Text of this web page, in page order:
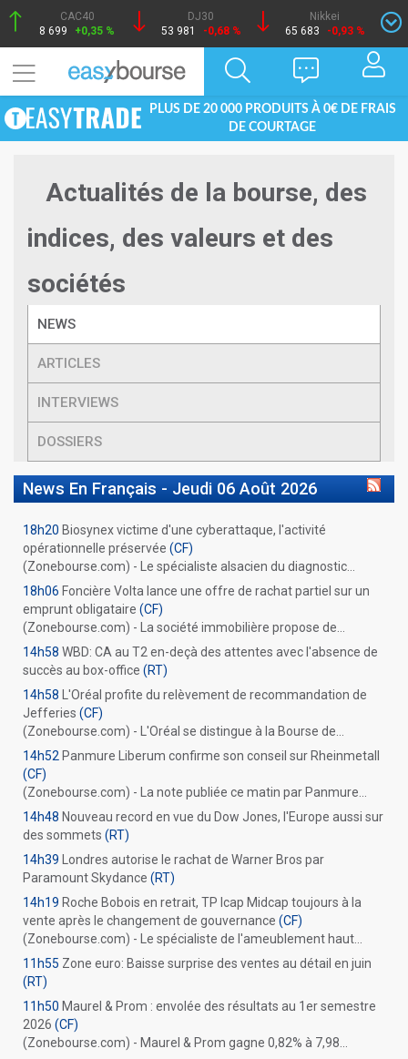
CAC40
8 699
+0,35 %
DJ30
53 981
-0,68 %
Nikkei
65 683
-0,93 %
PLUS DE 20 000 PRODUITS À 0€ DE FRAIS
DE COURTAGE
Actualités de la bourse, des
indices, des valeurs et des
sociétés
NEWS
ARTICLES
INTERVIEWS
DOSSIERS
News En Français - Jeudi 06 Août 2026
18h20 Biosynex victime d'une cyberattaque, l'activité
opérationnelle préservée (CF)
(Zonebourse.com) - Le spécialiste alsacien du diagnostic...
18h06 Foncière Volta lance une offre de rachat partiel sur un
emprunt obligataire (CF)
(Zonebourse.com) - La société immobilière propose de...
14h58 WBD: CA au T2 en-deçà des attentes avec l'absence de
succès au box-office (RT)
14h58 L'Oréal profite du relèvement de recommandation de
Jefferies (CF)
(Zonebourse.com) - L'Oréal se distingue à la Bourse de...
14h52 Panmure Liberum confirme son conseil sur Rheinmetall
(CF)
(Zonebourse.com) - La note publiée ce matin par Panmure...
14h48 Nouveau record en vue du Dow Jones, l'Europe aussi sur
des sommets (RT)
14h39 Londres autorise le rachat de Warner Bros par
Paramount Skydance (RT)
14h19 Roche Bobois en retrait, TP Icap Midcap toujours à la
vente après le changement de gouvernance (CF)
(Zonebourse.com) - Le spécialiste de l'ameublement haut...
11h55 Zone euro: Baisse surprise des ventes au détail en juin
(RT)
11h50 Maurel & Prom : envolée des résultats au 1er semestre
2026 (CF)
(Zonebourse.com) - Maurel & Prom gagne 0,82% à 7,98...